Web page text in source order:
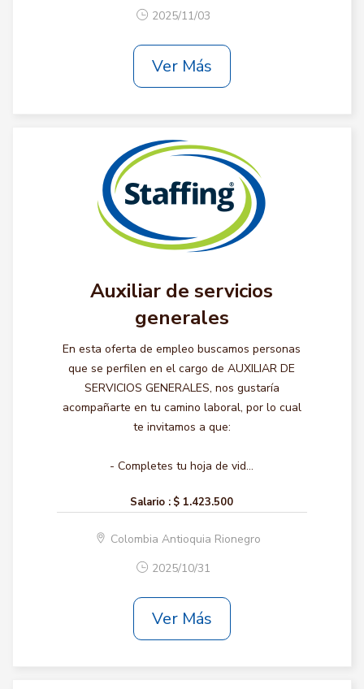
2025/11/03
Ver Más
Auxiliar de servicios
generales
En esta oferta de empleo buscamos personas
que se perfilen en el cargo de AUXILIAR DE
SERVICIOS GENERALES, nos gustaría
acompañarte en tu camino laboral, por lo cual
te invitamos a que:
- Completes tu hoja de vid...
Salario : $ 1.423.500
Colombia Antioquia Rionegro
2025/10/31
Ver Más